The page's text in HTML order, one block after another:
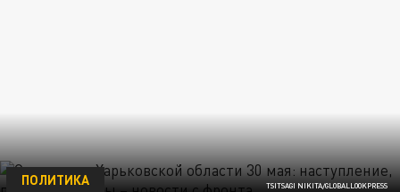
TSITSAGI NIKITA/GLOBALLOOKPRESS
ПОЛИТИКА